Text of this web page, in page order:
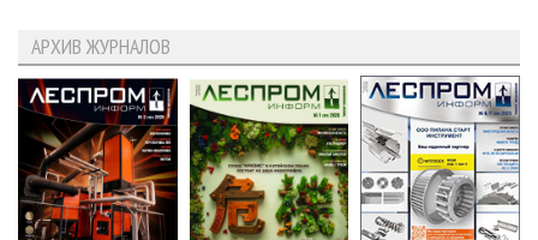
АРХИВ ЖУРНАЛОВ